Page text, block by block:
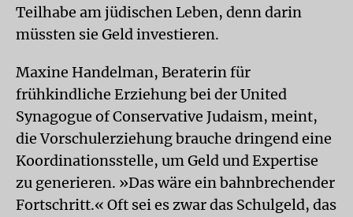
Teilhabe am jüdischen Leben, denn darin
müssten sie Geld investieren.
Maxine Handelman, Beraterin für
frühkindliche Erziehung bei der United
Synagogue of Conservative Judaism, meint,
die Vorschulerziehung brauche dringend eine
Koordinationsstelle, um Geld und Expertise
zu generieren. »Das wäre ein bahnbrechender
Fortschritt.« Oft sei es zwar das Schulgeld, das